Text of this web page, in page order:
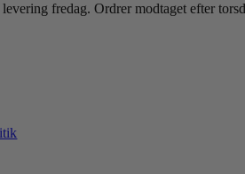
levering fredag.Ordrer modtaget efter